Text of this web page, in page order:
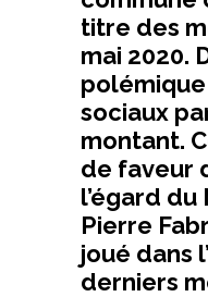
titre des
mai 2020.
sociaux
montant.
de faveur
l’égard du
Pierre
joué dans
derniers